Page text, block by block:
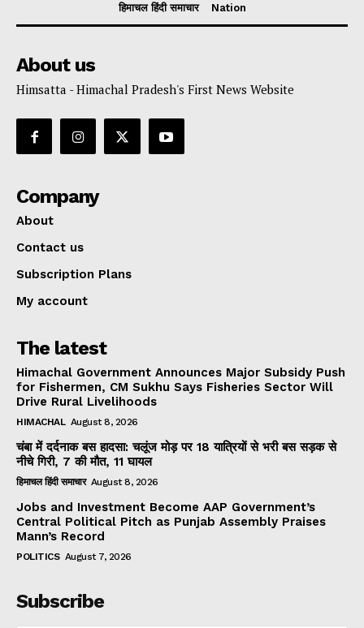
हिमाचल हिंदी समाचार
Nation
About us
Himsatta - Himachal Pradesh's First News Website
Company
About
Contact us
Subscription Plans
My account
The latest
Himachal Government Announces Major Subsidy Push
for Fishermen, CM Sukhu Says Fisheries Sector Will
Drive Rural Livelihoods
HIMACHAL August 8, 2026
चंबा में दर्दनाक बस हादसा: चलूंज मोड़ पर 18 यात्रियों से भरी बस सड़क से
नीचे गिरी, 7 की मौत, 11 घायल
हिमाचल हिंदी समाचार August 8, 2026
Jobs and Investment Become AAP Government’s
Central Political Pitch as Punjab Assembly Praises
Mann’s Record
POLITICS August 7, 2026
Subscribe